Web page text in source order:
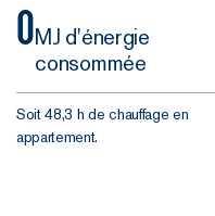
0MJ d'énergie
consommée
Soit 48,3 h de chauffage en
appartement.